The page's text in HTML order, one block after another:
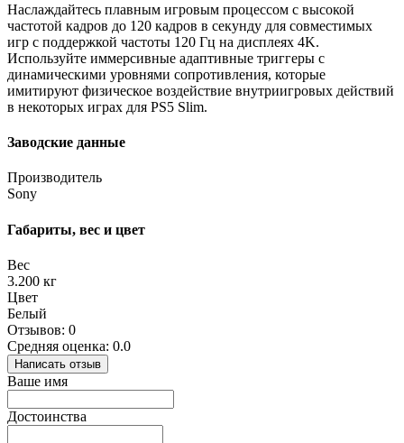
Наслаждайтесь плавным игровым процессом с высокой
частотой кадров до 120 кадров в секунду для совместимых
игр с поддержкой частоты 120 Гц на дисплеях 4K.
Используйте иммерсивные адаптивные триггеры с
динамическими уровнями сопротивления, которые
имитируют физическое воздействие внутриигровых действий
в некоторых играх для PS5 Slim.
Заводские данные
Производитель
Sony
Габариты, вес и цвет
Вес
3.200 кг
Цвет
Белый
Отзывов: 0
Средняя оценка: 0.0
Написать отзыв
Ваше имя
Достоинства